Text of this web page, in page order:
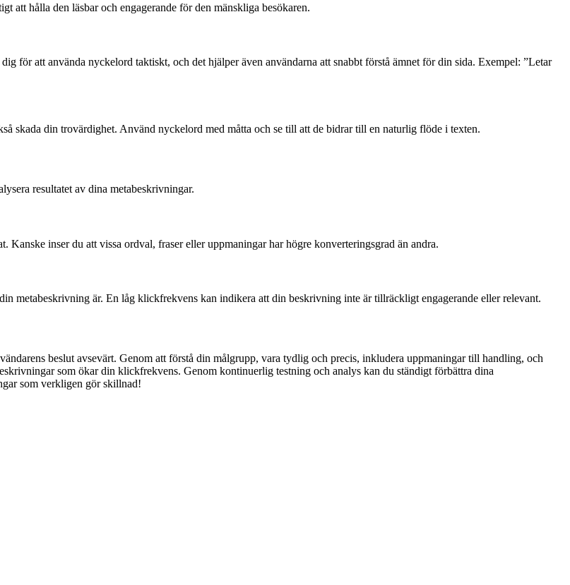
att hålla den läsbar och engagerande för den mänskliga besökaren.
för att använda nyckelord taktiskt, och det hjälper även användarna att snabbt förstå ämnet för din sida. Exempel: ”Letar
skada din trovärdighet. Använd nyckelord med måtta och se till att de bidrar till en naturlig flöde i texten.
resultatet av dina metabeskrivningar.
inser du att vissa ordval, fraser eller uppmaningar har högre konverteringsgrad än andra.
metabeskrivning är. En låg klickfrekvens kan indikera att din beskrivning inte är tillräckligt engagerande eller relevant.
beslut avsevärt. Genom att förstå din målgrupp, vara tydlig och precis, inkludera uppmaningar till handling, och
som ökar din klickfrekvens. Genom kontinuerlig testning och analys kan du ständigt förbättra dina
som verkligen gör skillnad!